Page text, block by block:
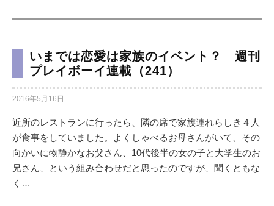
いまでは恋愛は家族のイベント？ 週刊
プレイボーイ連載（241）
2016年5月16日
近所のレストランに行ったら、隣の席で家族連れらしき４人
が食事をしていました。よくしゃべるお母さんがいて、その
向かいに物静かなお父さん、10代後半の女の子と大学生のお
兄さん、という組み合わせだと思ったのですが、聞くともな
く…